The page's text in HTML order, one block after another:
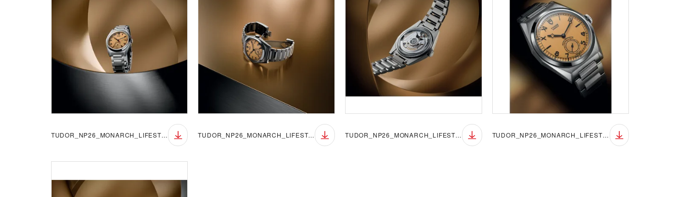
TUDOR_NP26_MONARCH_LIFESTYLE_7 TUDOR_NP26_MONARCH_LIFESTYLE_8 TUDOR_NP26_MONARCH_LIFESTYLE_9 TUDOR_NP26_MONARCH_LIFESTYLE_10